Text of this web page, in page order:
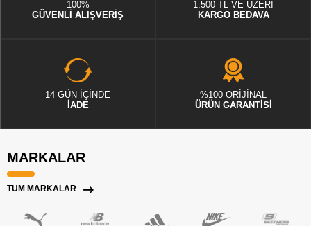
100%
GÜVENLİ ALIŞVERİŞ
1.500 TL VE ÜZERİ
KARGO BEDAVA
14 GÜN İÇİNDE
İADE
%100 ORİJİNAL
ÜRÜN GARANTİSİ
MARKALAR
TÜM MARKALAR